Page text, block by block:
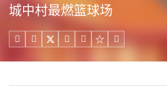
城中村最燃篮球场
    